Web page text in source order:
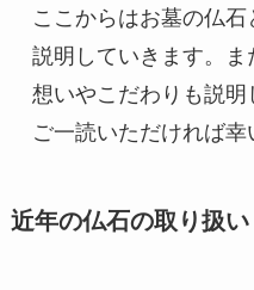
ここからはお墓の仏石
説明していきます。
想いやこだわりも説
ご一読いただければ幸
近年の仏石の取り扱い